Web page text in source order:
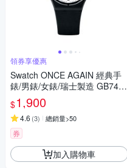
領券享優惠
Swatch ONCE AGAIN 經典手
錶/男錶/女錶/瑞士製造 GB743-
S26 (34mm)
$1,900
4.6 (3) 總銷量>50
券
加入購物車